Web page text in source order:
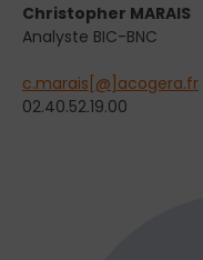
Christopher MARAIS
Analyste BIC-BNC
c.marais[@]acogera.fr
02.40.52.19.00